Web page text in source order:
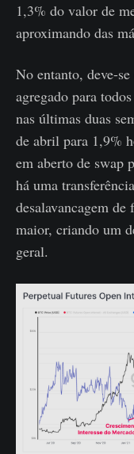
1,3% do valor de
aproximando das
No entanto, deve-
agregado para
nas últimas duas
de abril para 1,9%
em aberto de swap
há uma
desalavancagem
maior, criando um
geral.